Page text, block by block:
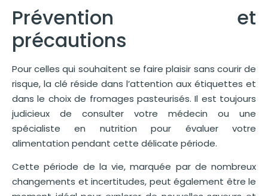
Prévention et
précautions
Pour celles qui souhaitent se faire plaisir sans courir de
risque, la clé réside dans l’attention aux étiquettes et
dans le choix de fromages pasteurisés. Il est toujours
judicieux de consulter votre médecin ou une
spécialiste en nutrition pour évaluer votre
alimentation pendant cette délicate période.
Cette période de la vie, marquée par de nombreux
changements et incertitudes, peut également être le